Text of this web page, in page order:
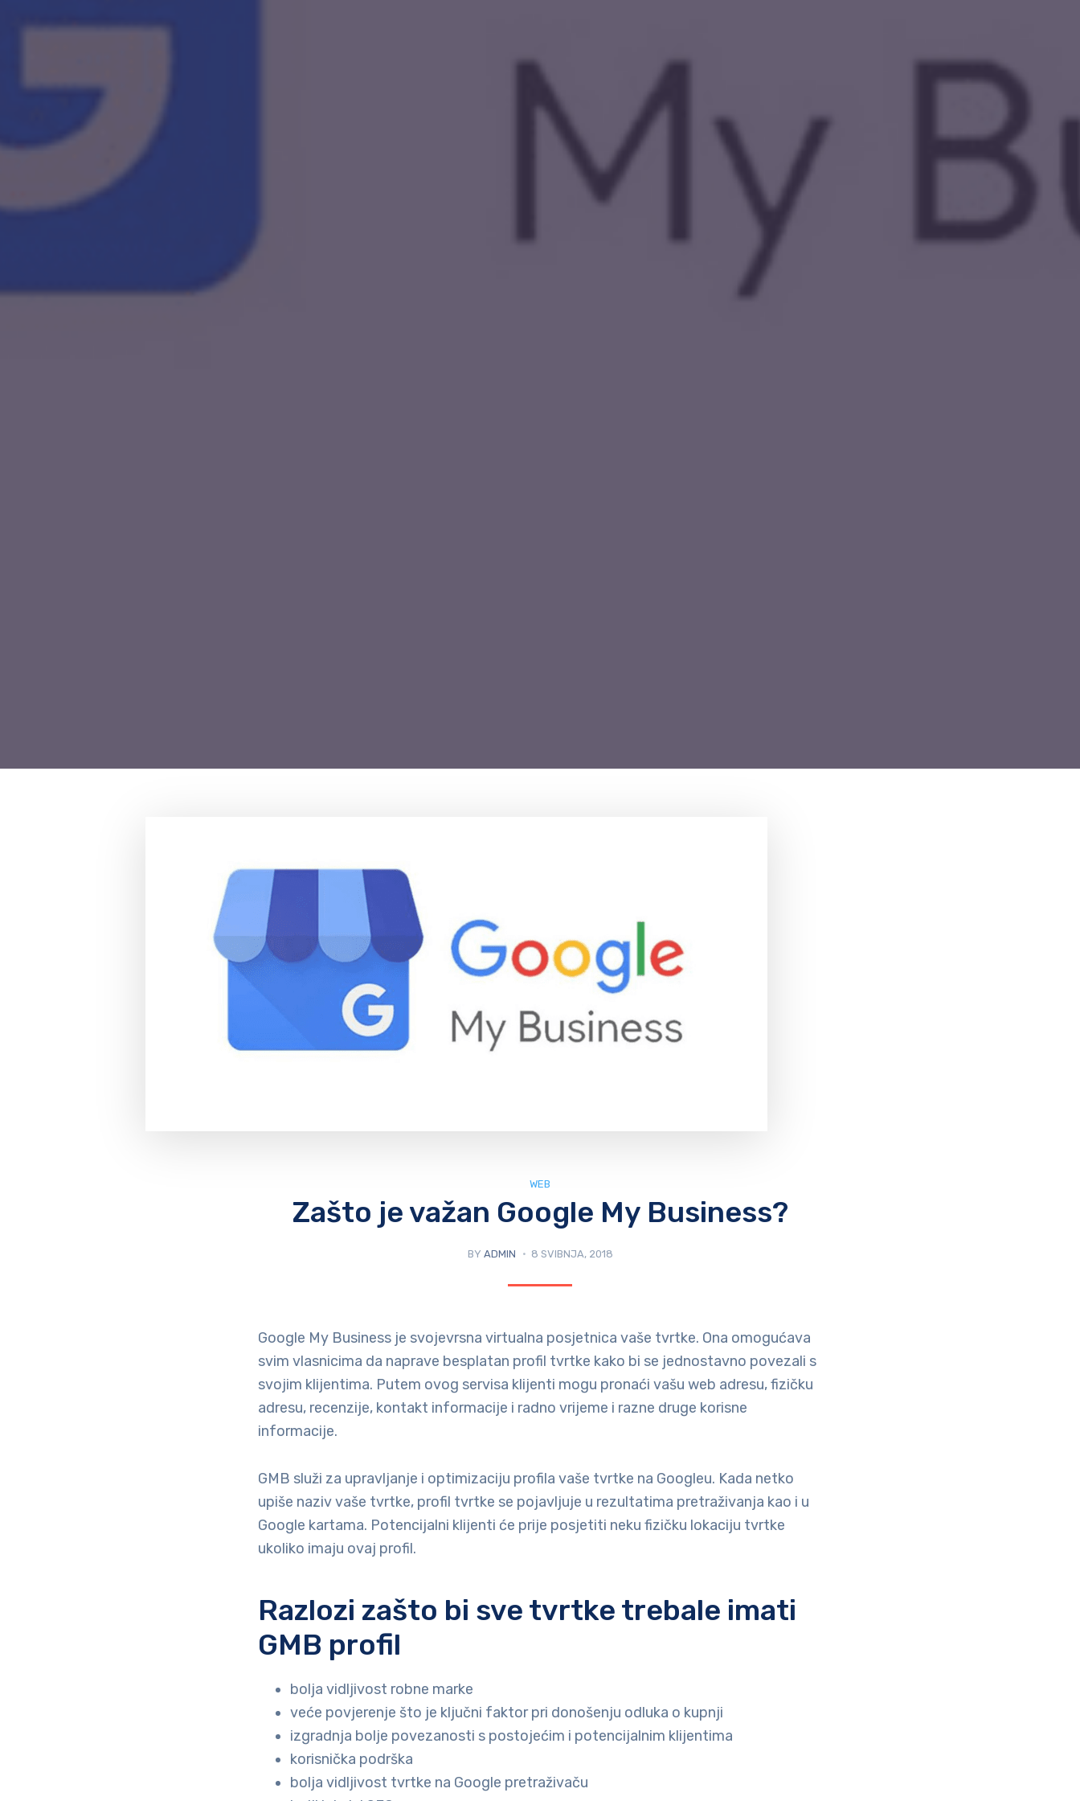
WEB
Zašto je važan Google My Business?
BY ADMIN 8 SVIBNJA, 2018
Google My Business je svojevrsna virtualna posjetnica vaše tvrtke. Ona omogućava
svim vlasnicima da naprave besplatan profil tvrtke kako bi se jednostavno povezali s
svojim klijentima. Putem ovog servisa klijenti mogu pronaći vašu web adresu, fizičku
adresu, recenzije, kontakt informacije i radno vrijeme i razne druge korisne
informacije.
GMB služi za upravljanje i optimizaciju profila vaše tvrtke na Googleu. Kada netko
upiše naziv vaše tvrtke, profil tvrtke se pojavljuje u rezultatima pretraživanja kao i u
Google kartama. Potencijalni klijenti će prije posjetiti neku fizičku lokaciju tvrtke
ukoliko imaju ovaj profil.
Razlozi zašto bi sve tvrtke trebale imati
GMB profil
bolja vidljivost robne marke
veće povjerenje što je ključni faktor pri donošenju odluka o kupnji
izgradnja bolje povezanosti s postojećim i potencijalnim klijentima
korisnička podrška
bolja vidljivost tvrtke na Google pretraživaču